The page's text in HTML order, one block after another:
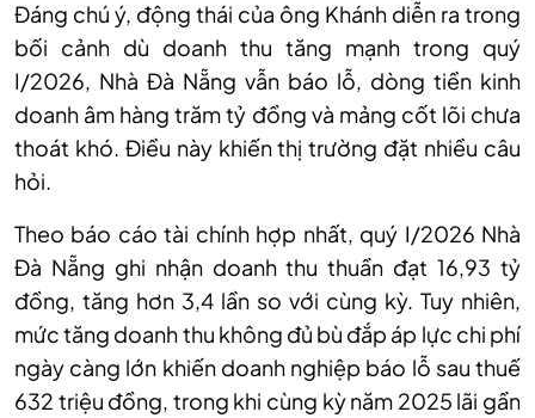
Đáng chú ý, động thái của ông Khánh diễn ra trong
bối cảnh dù doanh thu tăng mạnh trong quý
I/2026, Nhà Đà Nẵng vẫn báo lỗ, dòng tiền kinh
doanh âm hàng trăm tỷ đồng và mảng cốt lõi chưa
thoát khó. Điều này khiến thị trường đặt nhiều câu
hỏi.
Theo báo cáo tài chính hợp nhất, quý I/2026 Nhà
Đà Nẵng ghi nhận doanh thu thuần đạt 16,93 tỷ
đồng, tăng hơn 3,4 lần so với cùng kỳ. Tuy nhiên,
mức tăng doanh thu không đủ bù đắp áp lực chi phí
ngày càng lớn khiến doanh nghiệp báo lỗ sau thuế
632 triệu đồng, trong khi cùng kỳ năm 2025 lãi gần